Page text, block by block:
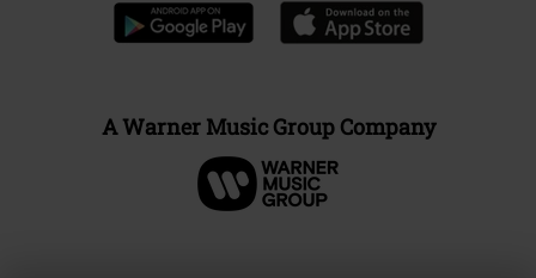
A Warner Music Group Company